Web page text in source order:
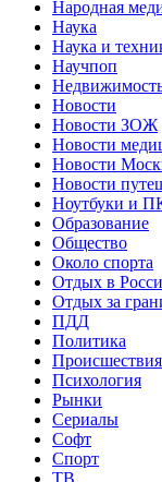
Народная
Наука
Наука и
Научпоп
Новости
Новости ЗОЖ
Новости
Новости
Новости
Ноутбуки и
Образование
Общество
Около спорта
Отдых в
Отдых за
ПДД
Политика
Происшествия
Психология
Рынки
Сериалы
Софт
Спорт
ТВ